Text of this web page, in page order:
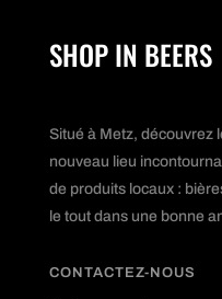
SHOP IN BEERS
Situé à Metz, découvrez
nouveau lieu
de produits locaux :
le tout dans une bonne
CONTACTEZ-NOUS